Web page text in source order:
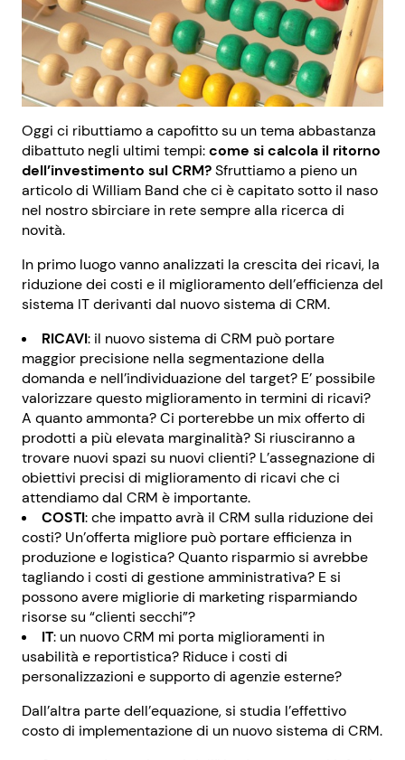
Oggi ci ributtiamo a capofitto su un tema abbastanza
dibattuto negli ultimi tempi:come si calcola il ritorno
dell’investimento sul CRM?Sfruttiamo a pieno un
articolo di William Band che ci è capitato sotto il naso
nel nostro sbirciare in rete sempre alla ricerca di
novità.
In primo luogo vanno analizzati la crescita dei ricavi, la
riduzione dei costi e il miglioramento dell’efficienza del
sistema IT derivanti dal nuovo sistema di CRM.
RICAVI: il nuovo sistema di CRM può portare
maggior precisione nella segmentazione della
domanda e nell’individuazione del target? E’ possibile
valorizzare questo miglioramento in termini di ricavi?
A quanto ammonta? Ci porterebbe un mix offerto di
prodotti a più elevata marginalità? Si riusciranno a
trovare nuovi spazi su nuovi clienti? L’assegnazione di
obiettivi precisi di miglioramento di ricavi che ci
attendiamo dal CRM è importante.
COSTI: che impatto avrà il CRM sulla riduzione dei
costi? Un’offerta migliore può portare efficienza in
produzione e logistica? Quanto risparmio si avrebbe
tagliando i costi di gestione amministrativa? E si
possono avere migliorie di marketing risparmiando
risorse su “clienti secchi”?
IT: un nuovo CRM mi porta miglioramenti in
usabilità e reportistica? Riduce i costi di
personalizzazioni e supporto di agenzie esterne?
Dall’altra parte dell’equazione, si studia l’effettivo
costo di implementazione di un nuovo sistema di CRM.